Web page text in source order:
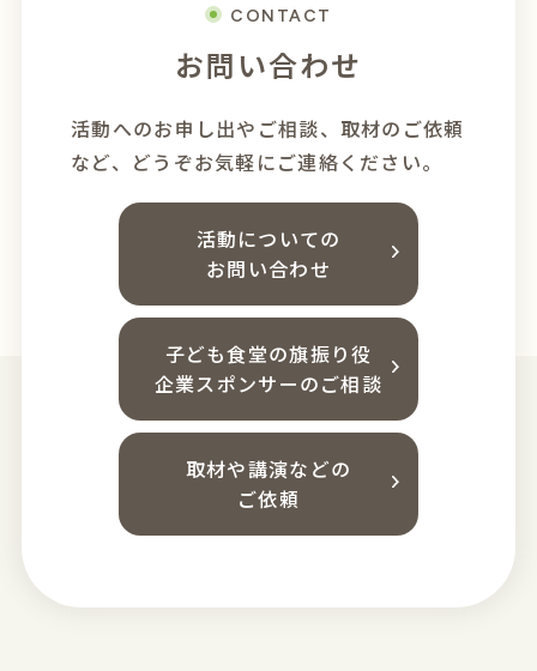
CONTACT
お問い合わせ
活動へのお申し出やご相談、 取材のご依頼
など、どうぞお気軽にご連絡ください。
活動についての
お問い合わせ
子ども食堂の旗振り役
企業スポンサーのご相談
取材や講演などの
ご依頼